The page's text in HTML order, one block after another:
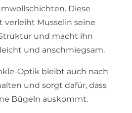
Diese
verleiht Musselin seine
und macht ihn
und anschmiegsam.
Optik bleibt auch nach
und sorgt dafür, dass
Bügeln auskommt.